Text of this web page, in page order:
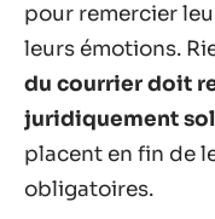
pour remercier
leurs émotions.
du courrier doit
juridiquement
placent en fin de
obligatoires.